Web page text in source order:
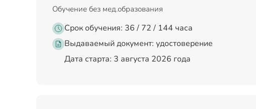
Обучение без мед.образования
Срок обучения: 36 / 72 / 144 часа
Выдаваемый документ: удостоверение
Дата старта: 3 августа 2026 года